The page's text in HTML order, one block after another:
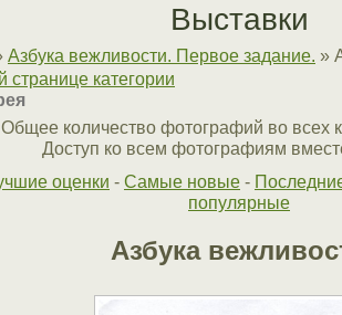
Выставки
Азбука вежливости. Первое задание. »
странице категории
Общее количество фотографий во всех
Доступ ко всем фотографиям
оценки - Самые новые -
популярные
Азбука